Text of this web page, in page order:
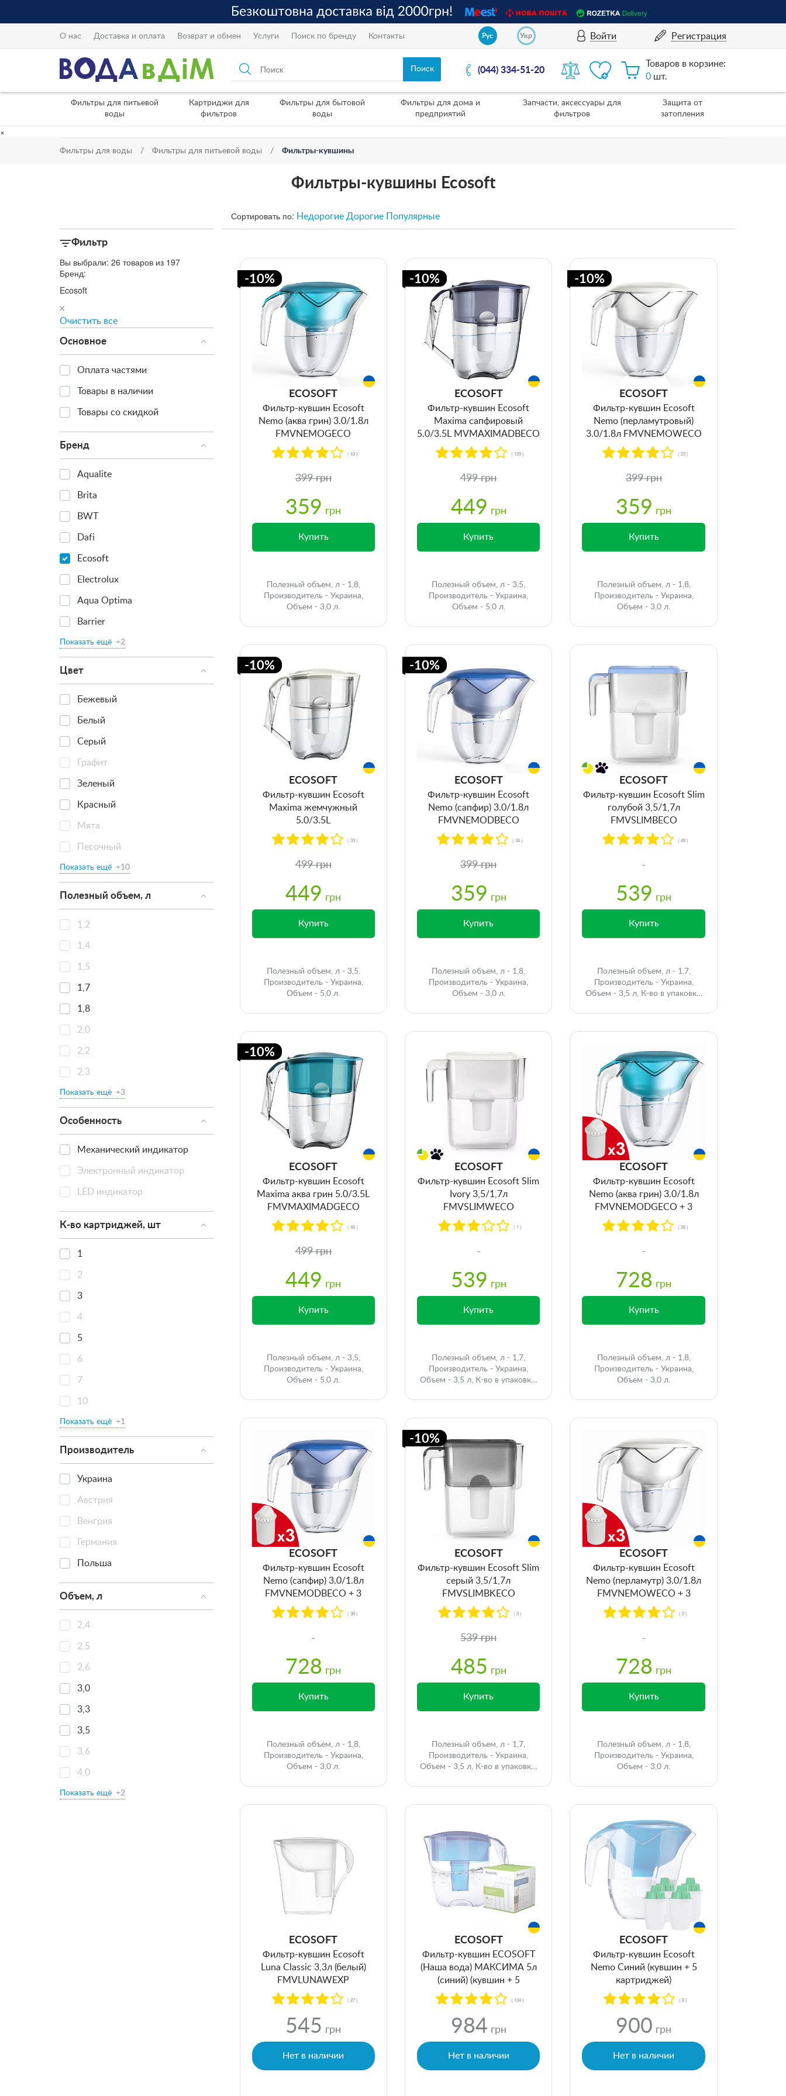
О нас Доставка и оплата Возврат и обмен Услуги Поиск по бренду Контакты Рус Укр Войти Регистрация
(044) 334-51-20
Товаров в корзине:
0 шт.
Фильтры для питьевой
воды
Картриджи для
фильтров
Фильтры для бытовой
воды
Фильтры для дома и
предприятий
Запчасти, аксессуары для
фильтров
Защита от
затопления
×
Фильтры для воды Фильтры для питьевой воды Фильтры-кувшины
Фильтры-кувшины Ecosoft
Фильтр
Вы выбрали: 26 товаров из 197
Бренд:
Ecosoft
Очистить все
Основное
Оплата частями
Товары в наличии
Товары со скидкой
Бренд
Aqualite
Brita
BWT
Dafi
Ecosoft
Electrolux
Aqua Optima
Barrier
Показать ещё +2
Цвет
Бежевый
Белый
Серый
Графит
Зеленый
Красный
Мята
Песочный
Показать ещё +10
Полезный объем, л
1,2
1,4
1,5
1,7
1,8
2,0
2,2
2,3
Показать ещё +3
Особенность
Механический индикатор
Электронный индикатор
LED индикатор
К-во картриджей, шт
1
2
3
4
5
6
7
10
Показать ещё +1
Производитель
Украина
Австрия
Венгрия
Германия
Польша
Объем, л
2,4
2,5
2,6
3,0
3,3
3,5
3,6
4,0
Показать ещё +2
Сортировать по: Недорогие Дорогие Популярные
-10%
ECOSOFT
Фильтр-кувшин Ecosoft
Nemo (аква грин) 3.0/1.8л
FMVNEMOGECO
( 43 )
399 грн
359 грн
Купить
Полезный объем, л - 1,8,
Производитель - Украина,
Объем - 3,0 л.
-10%
ECOSOFT
Фильтр-кувшин Ecosoft
Maxima сапфировый
5.0/3.5L MVMAXIMADBECO
( 139 )
499 грн
449 грн
Купить
Полезный объем, л - 3,5,
Производитель - Украина,
Объем - 5,0 л.
-10%
ECOSOFT
Фильтр-кувшин Ecosoft
Nemo (перламутровый)
3.0/1.8л FMVNEMOWECO
( 23 )
399 грн
359 грн
Купить
Полезный объем, л - 1,8,
Производитель - Украина,
Объем - 3,0 л.
-10%
ECOSOFT
Фильтр-кувшин Ecosoft
Maxima жемчужный
5.0/3.5L
FMVMAXIMAWECO
( 33 )
499 грн
449 грн
Купить
Полезный объем, л - 3,5,
Производитель - Украина,
Объем - 5,0 л.
-10%
ECOSOFT
Фильтр-кувшин Ecosoft
Nemo (cапфир) 3.0/1.8л
FMVNEMODBECO
( 34 )
399 грн
359 грн
Купить
Полезный объем, л - 1,8,
Производитель - Украина,
Объем - 3,0 л.
ECOSOFT
Фильтр-кувшин Ecosoft Slim
голубой 3,5/1,7л
FMVSLIMBECO
( 48 )
539 грн
Купить
Полезный объем, л - 1,7,
Производитель - Украина,
Объем - 3,5 л, К-во в упаковке,
-10%
ECOSOFT
Фильтр-кувшин Ecosoft
Maxima аква грин 5.0/3.5L
FMVMAXIMADGECO
( 46 )
499 грн
449 грн
Купить
Полезный объем, л - 3,5,
Производитель - Украина,
Объем - 5,0 л.
ECOSOFT
Фильтр-кувшин Ecosoft Slim
Ivory 3,5/1,7л
FMVSLIMWECO
( 1 )
539 грн
Купить
Полезный объем, л - 1,7,
Производитель - Украина,
Объем - 3,5 л, К-во в упаковке,
ECOSOFT
Фильтр-кувшин Ecosoft
Nemo (аква грин) 3.0/1.8л
FMVNEMODGECO + 3
картриджа
( 26 )
728 грн
Купить
Полезный объем, л - 1,8,
Производитель - Украина,
Объем - 3,0 л.
ECOSOFT
Фильтр-кувшин Ecosoft
Nemo (сапфир) 3.0/1.8л
FMVNEMODBECO + 3
картриджа
( 38 )
728 грн
Купить
Полезный объем, л - 1,8,
Производитель - Украина,
Объем - 3,0 л.
-10%
ECOSOFT
Фильтр-кувшин Ecosoft Slim
серый 3,5/1,7л
FMVSLIMBKECO
( 3 )
539 грн
485 грн
Купить
Полезный объем, л - 1,7,
Производитель - Украина,
Объем - 3,5 л, К-во в упаковке,
ECOSOFT
Фильтр-кувшин Ecosoft
Nemo (перламутр) 3.0/1.8л
FMVNEMOWECO + 3
картриджа
( 2 )
728 грн
Купить
Полезный объем, л - 1,8,
Производитель - Украина,
Объем - 3,0 л.
ECOSOFT
Фильтр-кувшин Ecosoft
Luna Classic 3,3л (белый)
FMVLUNAWEXP
( 27 )
545 грн
Нет в наличии
ECOSOFT
Фильтр-кувшин ECOSOFT
(Наша вода) МАКСИМА 5л
(синий) (кувшин + 5
картриджей)
( 134 )
984 грн
Нет в наличии
ECOSOFT
Фильтр-кувшин Ecosoft
Nemo Синий (кувшин + 5
картриджей)
( 6 )
900 грн
Нет в наличии